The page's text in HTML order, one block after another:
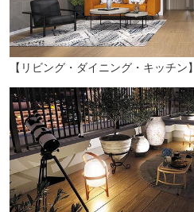
南小倉中学校（徒歩11分／約870m
【リビング・ダイニング・キッチン